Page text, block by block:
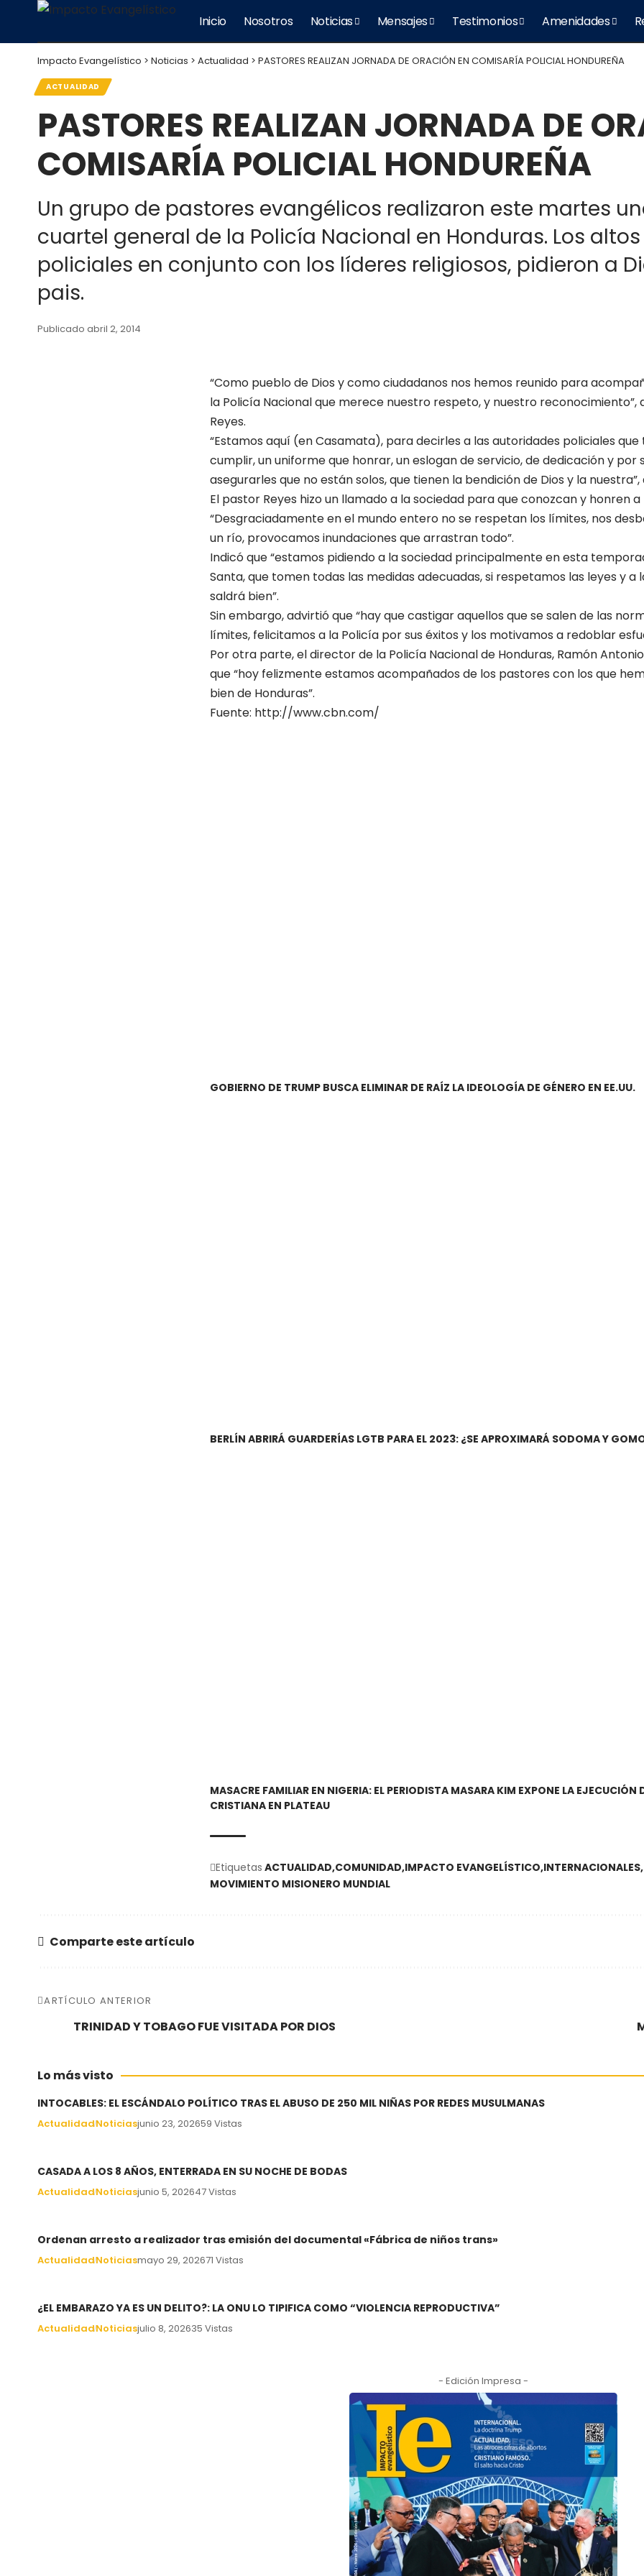
Inicio Nosotros Noticias Mensajes Testimonios Amenidades
Impacto Evangelístico > Noticias > Actualidad > PASTORES REALIZAN JORNADA DE ORACIÓN EN COMISARÍA POLICIAL HONDUREÑA
ACTUALIDAD
PASTORES REALIZAN JORNADA DE
COMISARÍA POLICIAL HONDUREÑA
Un grupo de pastores evangélicos realizaron este martes
cuartel general de la Policía Nacional en Honduras. Los
policiales en conjunto con los líderes religiosos, pidieron a
pais.
Publicado abril 2, 2014
“Como pueblo de Dios y como ciudadanos nos hemos reunido para
la Policía Nacional que merece nuestro respeto, y nuestro reconocimiento”,
Reyes.
“Estamos aquí (en Casamata), para decirles a las autoridades policiales que
cumplir, un uniforme que honrar, un eslogan de servicio, de dedicación y por
asegurarles que no están solos, que tienen la bendición de Dios y la nuestra”,
El pastor Reyes hizo un llamado a la sociedad para que conozcan y honren
“Desgraciadamente en el mundo entero no se respetan los límites, nos
un río, provocamos inundaciones que arrastran todo”.
Indicó que “estamos pidiendo a la sociedad principalmente en esta
Santa, que tomen todas las medidas adecuadas, si respetamos las leyes y a
saldrá bien”.
Sin embargo, advirtió que “hay que castigar aquellos que se salen de las
límites, felicitamos a la Policía por sus éxitos y los motivamos a redoblar
Por otra parte, el director de la Policía Nacional de Honduras, Ramón
que “hoy felizmente estamos acompañados de los pastores con los que
bien de Honduras”.
Fuente: http://www.cbn.com/
GOBIERNO DE TRUMP BUSCA ELIMINAR DE RAÍZ LA IDEOLOGÍA DE GÉNERO EN EE.UU.
BERLÍN ABRIRÁ GUARDERÍAS LGTB PARA EL 2023: ¿SE APROXIMARÁ SODOMA Y
MASACRE FAMILIAR EN NIGERIA: EL PERIODISTA MASARA KIM EXPONE LA EJECUCIÓN
CRISTIANA EN PLATEAU
Etiquetas ACTUALIDAD COMUNIDAD IMPACTO EVANGELÍSTICO INTERNACIONALES
MOVIMIENTO MISIONERO MUNDIAL
Comparte este artículo
ARTÍCULO ANTERIOR
TRINIDAD Y TOBAGO FUE VISITADA POR DIOS
Lo más visto
INTOCABLES: EL ESCÁNDALO POLÍTICO TRAS EL ABUSO DE 250 MIL NIÑAS POR REDES MUSULMANAS
ActualidadNoticiasjunio 23, 202659 Vistas
CASADA A LOS 8 AÑOS, ENTERRADA EN SU NOCHE DE BODAS
ActualidadNoticiasjunio 5, 202647 Vistas
Ordenan arresto a realizador tras emisión del documental «Fábrica de niños trans»
ActualidadNoticiasmayo 29, 202671 Vistas
¿EL EMBARAZO YA ES UN DELITO?: LA ONU LO TIPIFICA COMO “VIOLENCIA REPRODUCTIVA”
ActualidadNoticiasjulio 8, 202635 Vistas
- Edición Impresa -